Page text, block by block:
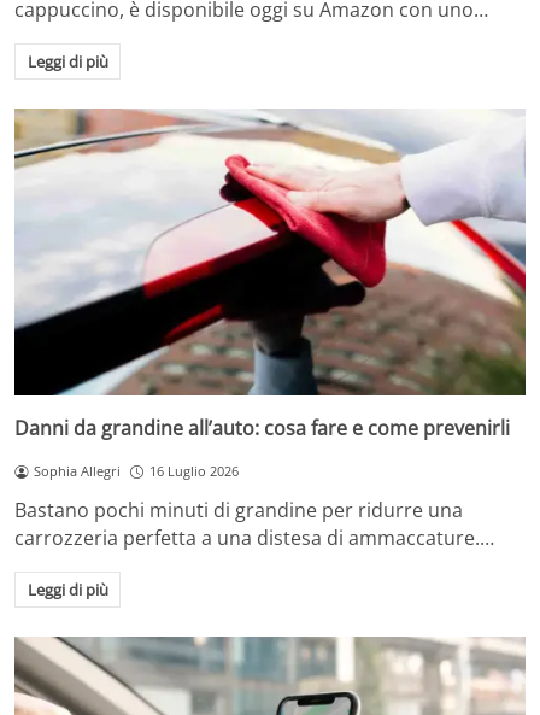
cappuccino, è disponibile oggi su Amazon con uno…
Leggi di più
Danni da grandine all’auto: cosa fare e come prevenirli
Sophia Allegri 16 Luglio 2026
Bastano pochi minuti di grandine per ridurre una
carrozzeria perfetta a una distesa di ammaccature.…
Leggi di più